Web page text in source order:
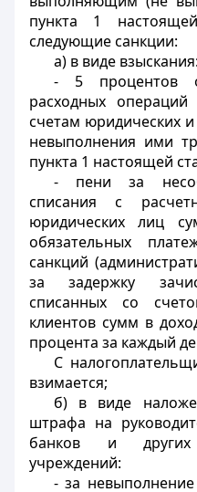
пункта 1
следующие санкции:
а) в виде взыскания:
- 5 процентов
расходных
счетам юридических
невыполнения ими
пункта 1 настоящей
- пени за
списания с
юридических лиц
обязательных
санкций
за задержку
списанных со
клиентов сумм в
процента за каждый
С
взимается;
б) в виде
штрафа на
банков и других
учреждений:
- за